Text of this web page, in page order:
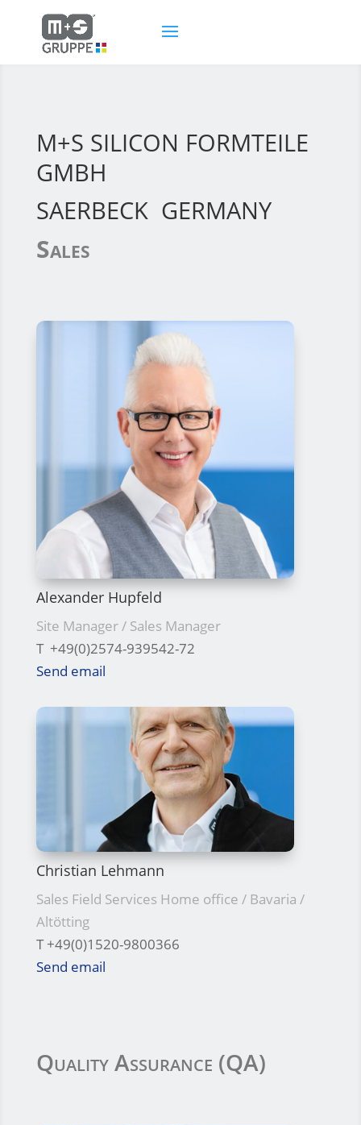
M+S SILICON FORMTEILE
GMBH
SAERBECK GERMANY
Sales
Alexander Hupfeld
Site Manager / Sales Manager
T +49(0)2574-939542-72
Send email
Christian Lehmann
Sales Field Services Home office / Bavaria /
Altötting
T +49(0)1520-9800366
Send email
Quality Assurance (QA)